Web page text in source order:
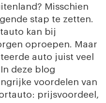
Misschien
stap te zetten.
kan bij
oproepen. Maar
auto juist veel
deze blog
voordelen van
prijsvoordeel,